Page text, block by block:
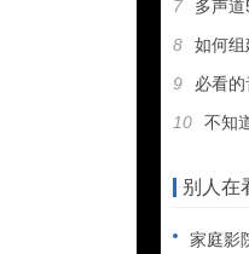
7
多声道
8
如何组
9
必看的
10
不知道
别人在
家庭影院